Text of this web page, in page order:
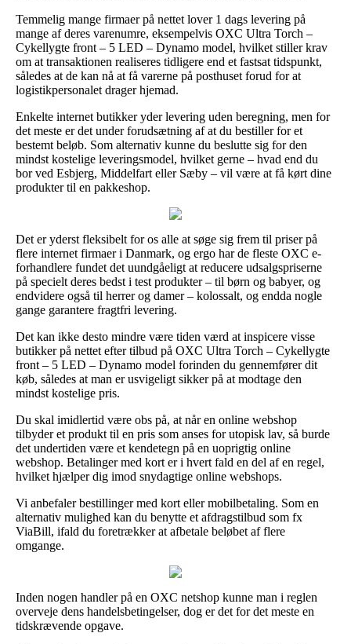
Temmelig mange firmaer på nettet lover 1 dags levering på
mange af deres varenumre, eksempelvis OXC Ultra Torch –
Cykellygte front – 5 LED – Dynamo model, hvilket stiller krav
om at transaktionen realiseres tidligere end et fastsat tidspunkt,
således at de kan nå at få varerne på posthuset forud for at
logistikpersonalet drager hjemad.
Enkelte internet butikker yder levering uden beregning, men for
det meste er det under forudsætning af at du bestiller for et
bestemt beløb. Som alternativ kunne du beslutte sig for den
mindst kostelige leveringsmodel, hvilket gerne – hvad end du
bor ved Esbjerg, Middelfart eller Sæby – vil være at få kørt dine
produkter til en pakkeshop.
Det er yderst fleksibelt for os alle at søge sig frem til priser på
flere internet firmaer i Danmark, og ergo har de fleste OXC e-
forhandlere fundet det uundgåeligt at reducere udsalgspriserne
på specielt deres bedst i test produkter – til børn og babyer, og
endvidere også til herrer og damer – kolossalt, og endda nogle
gange garantere fragtfri levering.
Det kan ikke desto mindre være tiden værd at inspicere visse
butikker på nettet efter tilbud på OXC Ultra Torch – Cykellygte
front – 5 LED – Dynamo model forinden du gennemfører dit
køb, således at man er usvigeligt sikker på at modtage den
mindst kostelige pris.
Du skal imidlertid være obs på, at når en online webshop
tilbyder et produkt til en pris som anses for utopisk lav, så burde
det undertiden være et kendetegn på en uoprigtig online
webshop. Betalinger med kort er i hvert fald en del af en regel,
hvilket hjælper dig imod snydagtige online webshops.
Vi anbefaler bestillinger med kort eller mobilbetaling. Som en
alternativ mulighed kan du benytte et afdragstilbud som fx
ViaBill, ifald du foretrækker at afbetale beløbet af flere
omgange.
Inden nogen handler på en OXC netshop kunne man i reglen
overveje dens handelsbetingelser, dog er det for det meste en
tidskrævende opgave.